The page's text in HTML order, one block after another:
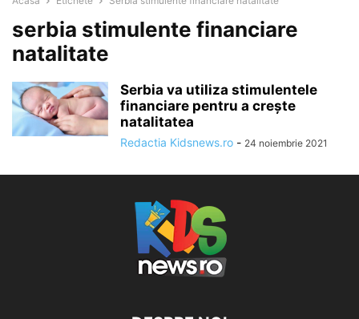
serbia stimulente financiare
natalitate
Serbia va utiliza stimulentele
financiare pentru a creşte
natalitatea
Redactia Kidsnews.ro - 24 noiembrie 2021